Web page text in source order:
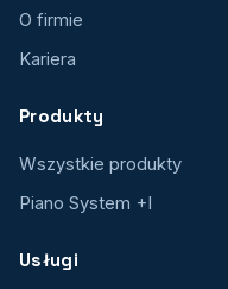
O firmie
Kariera
Produkty
Wszystkie produkty
Piano System +I
Usługi